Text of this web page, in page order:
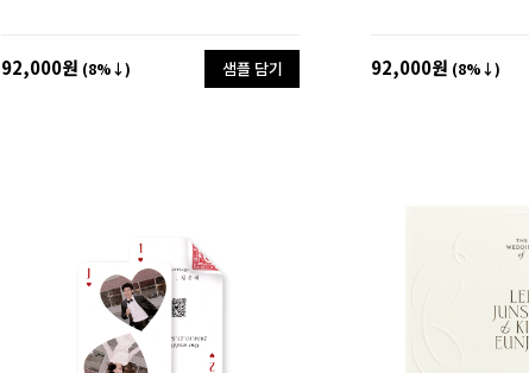
92,000원 (8%↓) 샘플 담기 92,000원 (8%↓)